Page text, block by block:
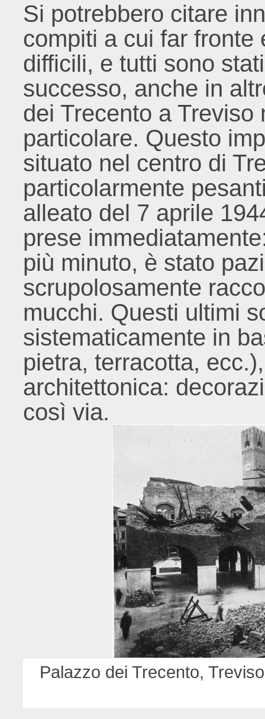
Si potrebbero citare
compiti a cui far fronte
difficili, e tutti sono
successo, anche in
dei Trecento a
particolare. Questo
situato nel centro di
particolarmente
alleato del 7 aprile
prese
più minuto, è stato
scrupolosamente
mucchi. Questi ultimi
sistematicamente in
pietra, terracotta,
architettonica:
così via.
Palazzo dei Trecento,